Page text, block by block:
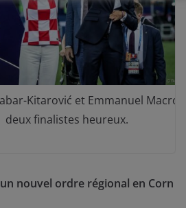
Kitarović et Emmanuel
deux finalistes heureux.
nouvel ordre régional en Corn